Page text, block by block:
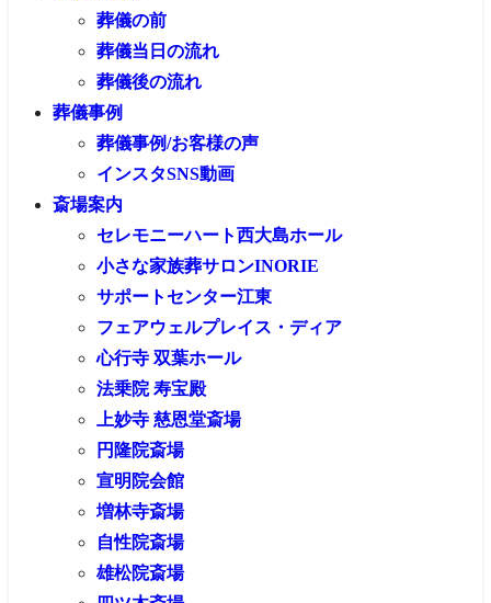
葬儀の前
葬儀当日の流れ
葬儀後の流れ
葬儀事例
葬儀事例/お客様の声
インスタSNS動画
斎場案内
セレモニーハート西大島ホール
小さな家族葬サロンINORIE
サポートセンター江東
フェアウェルプレイス・ディア
心行寺 双葉ホール
法乗院 寿宝殿
上妙寺 慈恩堂斎場
円隆院斎場
宣明院会館
増林寺斎場
自性院斎場
雄松院斎場